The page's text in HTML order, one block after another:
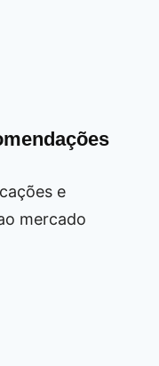
e
mercado